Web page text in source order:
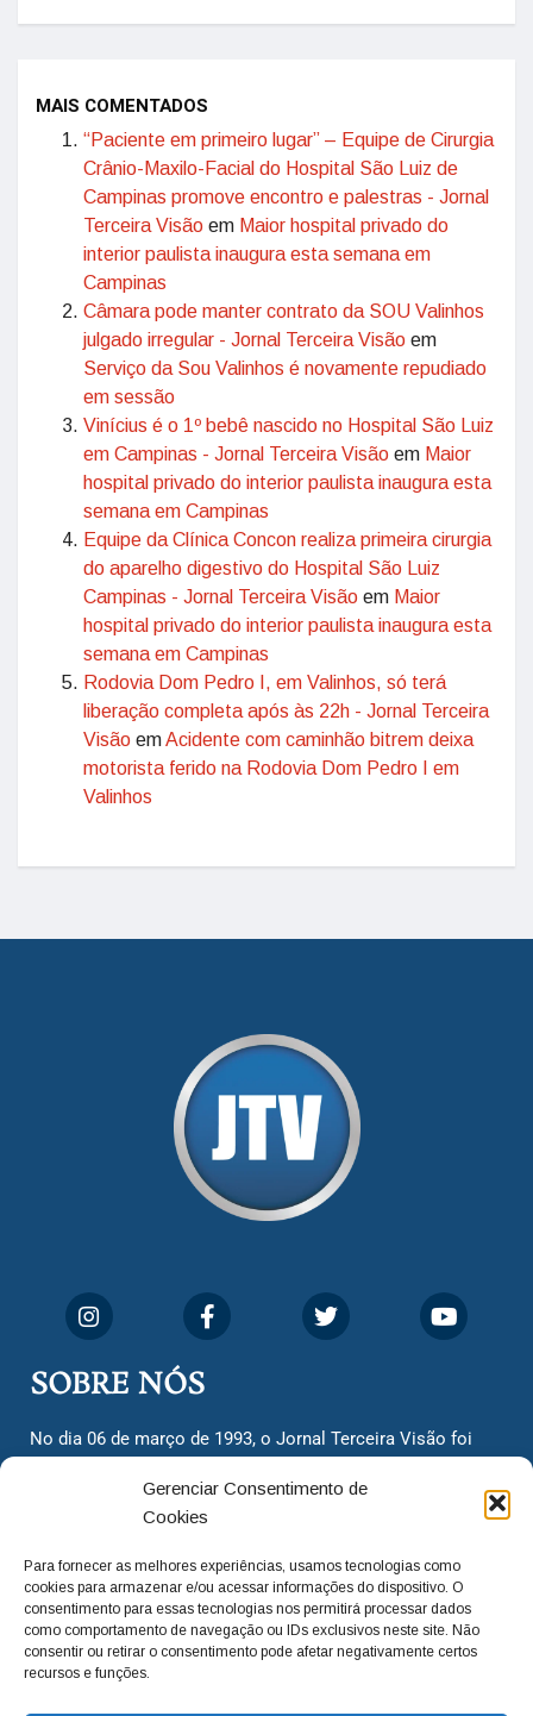
Gerenciar Consentimento de
Cookies
Para fornecer as melhores experiências, usamos tecnologias como
cookies para armazenar e/ou acessar informações do dispositivo. O
consentimento para essas tecnologias nos permitirá processar dados
como comportamento de navegação ou IDs exclusivos neste site. Não
consentir ou retirar o consentimento pode afetar negativamente certos
recursos e funções.
MAIS COMENTADOS
“Paciente em primeiro lugar” – Equipe de Cirurgia
Crânio-Maxilo-Facial do Hospital São Luiz de
Campinas promove encontro e palestras - Jornal
Terceira Visão em Maior hospital privado do
interior paulista inaugura esta semana em
Campinas
Câmara pode manter contrato da SOU Valinhos
julgado irregular - Jornal Terceira Visão em
Serviço da Sou Valinhos é novamente repudiado
em sessão
Vinícius é o 1º bebê nascido no Hospital São Luiz
em Campinas - Jornal Terceira Visão em Maior
hospital privado do interior paulista inaugura esta
semana em Campinas
Equipe da Clínica Concon realiza primeira cirurgia
do aparelho digestivo do Hospital São Luiz
Campinas - Jornal Terceira Visão em Maior
hospital privado do interior paulista inaugura esta
semana em Campinas
Rodovia Dom Pedro I, em Valinhos, só terá
liberação completa após às 22h - Jornal Terceira
Visão emAcidente com caminhão bitrem deixa
motorista ferido na Rodovia Dom Pedro I em
Valinhos
SOBRE NÓS
No dia 06 de março de 1993, o Jornal Terceira Visão foi
cidadãos valinhenses, já que naquela época só existiam
dois jornais. Há mais de 30 anos, o jornal continua
com o foco de trazer as melhores notícias. Nunca
deixamos de lado as necessidades do cidadão, sempre
questionando os órgãos públicos em busca de melhorias
para a cidade e sempre cobrando resoluções para casos